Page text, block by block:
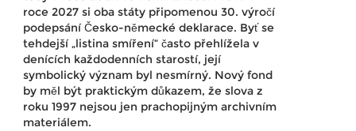
roce 2027 si oba státy připomenou 30. výročí
podepsání Česko-německé deklarace. Byť se
tehdejší „listina smíření“ často přehlížela v
denících každodenních starostí, její
symbolický význam byl nesmírný. Nový fond
by měl být praktickým důkazem, že slova z
roku 1997 nejsou jen prachopijným archivním
materiálem.